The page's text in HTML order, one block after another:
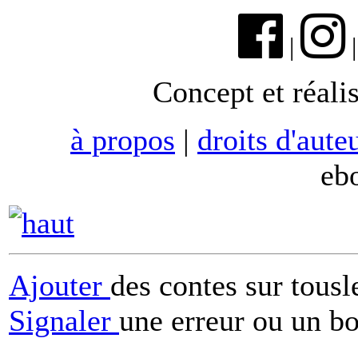
|
Concept et
à propos | droits
Ajouter des contes sur
Signaler une erreur ou un